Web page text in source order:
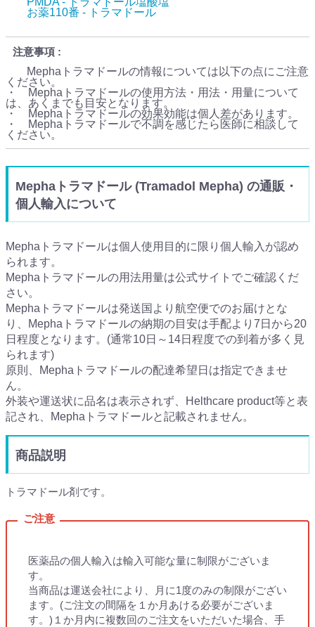
お薬110番 - トラマドール
注意事項
Mephaトラマドールの情報については以下の点にご注意
ください。
・ Mephaトラマドールの使用方法・用法・用量について
は、あくまでも目安となります。
・ Mephaトラマドールの効果効能は個人差があります。
・ Mephaトラマドールで不調を感じたら医師に相談して
ください。
Mephaトラマドール (Tramadol Mepha) の通販・
個人輸入について
Mephaトラマドールは個人使用目的に限り個人輸入が認め
られます。
Mephaトラマドールの用法用量は公式サイトでご確認くだ
さい。
Mephaトラマドールは発送国より航空便でのお届けとな
り、Mephaトラマドールの納期の目安は手配より7日から20
日程度となります。(通常10日～14日程度での到着が多く見
られます)
原則、Mephaトラマドールの配達希望日は指定できませ
ん。
外装や運送状に品名は表示されず、Helthcare product等と表
記され、Mephaトラマドールと記載されません。
商品説明
トラマドール剤です。
医薬品の個人輸入は輸入可能な量に制限がございま
す。
当商品は運送会社により、月に1度のみの制限がござい
ます。(ご注文の間隔を１か月あける必要がございま
す。)１か月内に複数回のご注文をいただいた場合、手